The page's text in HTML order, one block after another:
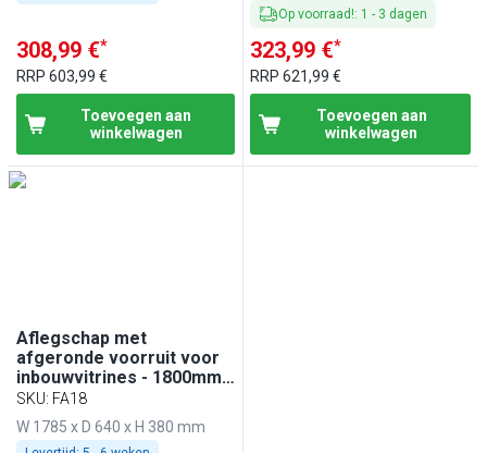
308,99 €*
RRP 603,99 €
Toevoegen aan
winkelwagen
Op voorraad!: 1 - 3 dagen
323,99 €*
RRP621,99 €
Toevoegen aan
winkelwagen
Aflegschap met
afgeronde voorruit voor
inbouwvitrines - 1800mm -
voor BA186, WA186,
KA186, PA186 & EA186
SKU: FA18
W 1785 x D 640 x H 380 mm